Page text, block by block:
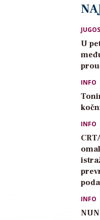
U
INFO
INFO
INFO